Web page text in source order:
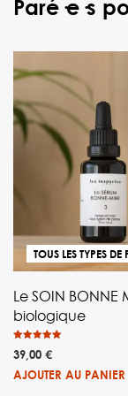
Paré·e·s
TOUS LES TYPES DE
Le SOIN BONNE
biologique
4.96
39,00 €
AJOUTER AU PANIER